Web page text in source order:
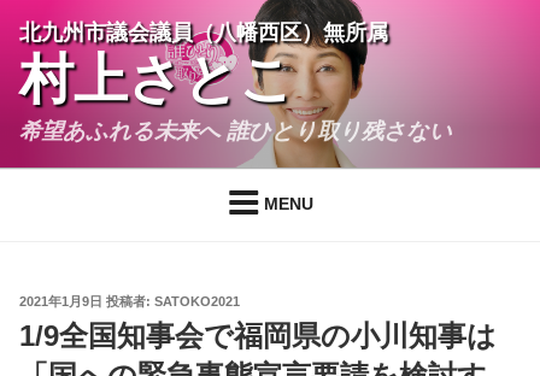
へ
北九州市議会議員（八幡西区）無所属
村上さとこ
希望あふれる未来へ 誰ひとり取り残さない
MENU
投
日:
2021年1月9日 投稿者: SATOKO2021
1/9全国知事会で福岡県の小川知事は